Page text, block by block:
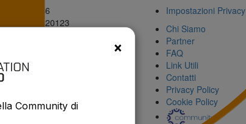
90146
- Milano, 20123
Impostazioni Privacy
Chi Siamo
Partner
FAQ
Link Utili
Contatti
Privacy Policy
Cookie Policy
×
Community di